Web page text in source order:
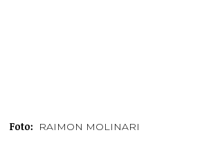
Foto: RAIMON MOLINARI